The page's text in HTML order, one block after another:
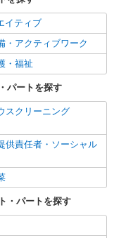
イティブ
・アクティブワーク
・福祉
パートを探す
スクリーニング
供責任者・ソーシャル
・パートを探す